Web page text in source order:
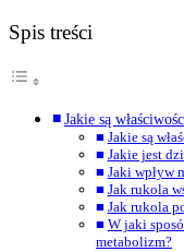
Spis treści
Jakie są
Jakie są
Jakie jest
Jaki wpływ
Jak rukola
Jak rukola
W jaki
metabolizm?